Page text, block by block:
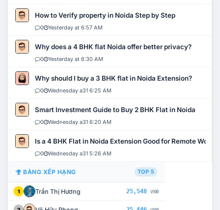
How to Verify property in Noida Step by Step
0 Yesterday at 6:57 AM
Why does a 4 BHK flat Noida offer better privacy?
0 Yesterday at 6:30 AM
Why should I buy a 3 BHK flat in Noida Extension?
0 Wednesday a31 6:25 AM
Smart Investment Guide to Buy 2 BHK Flat in Noida
0 Wednesday a31 6:20 AM
Is a 4 BHK Flat in Noida Extension Good for Remote Work?
0 Wednesday a31 5:26 AM
BẢNG XẾP HẠNG TOP 5
1 Trần Thị Hương 25,548 VNĐ